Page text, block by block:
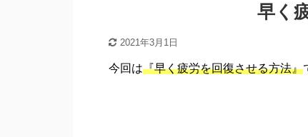
早く
2021年3月1日
今回は『早く疲労を回復させる方法』